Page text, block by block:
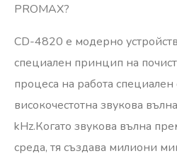
PROMAX?
CD-4820 е модерно
специален принцип на
процеса на работа
високочестотна звукова
kHz.Когато звукова вълна
среда, тя създава милиони